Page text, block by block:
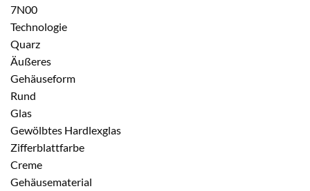
7N00
Technologie
Quarz
Äußeres
Gehäuseform
Rund
Glas
Gewölbtes Hardlexglas
Zifferblattfarbe
Creme
Gehäusematerial